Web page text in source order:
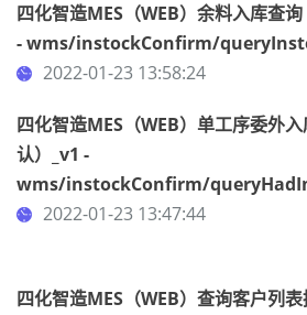
四化智造MES（WEB）余料入库查
- wms/instockConfirm/
2022-01-23 13:58:24
四化智造MES（WEB）单工序委外
认）_v1 -
wms/instockConfirm/
2022-01-23 13:47:44
四化智造MES（WEB）查询客户列